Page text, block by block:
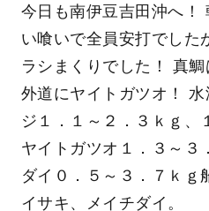
今日も南伊豆吉田沖へ！
い喰いで全員安打でした
ラシまくりでした！ 真
外道にヤイトガツオ！
ジ１．１～２．３ｋｇ、
ヤイトガツオ１．３～３
ダイ０．５～３．７ｋｇ